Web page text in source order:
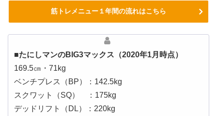
筋トレメニュー１年間の流れはこちら
■たにしマンのBIG3マックス（2020年1月時点）
169.5㎝・71kg
ベンチプレス（BP）：142.5kg
スクワット（SQ） ：175kg
デッドリフト（DL）：220kg